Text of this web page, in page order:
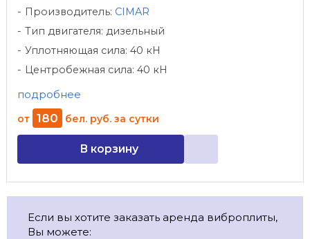
Производитель: CIMAR
Тип двигателя: дизельный
Уплотняющая сила: 40 кН
Центробежная сила: 40 кН
подробнее
от 180 бел. руб. за сутки
В корзину
Если вы хотите заказать аренда виброплиты,
Вы можете: